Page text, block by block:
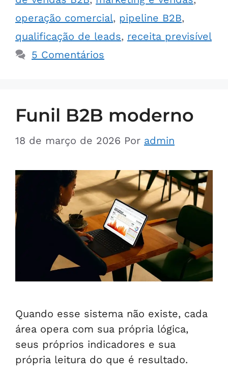
operação comercial, pipeline B2B,
qualificação de leads, receita previsível
5 Comentários
Funil B2B moderno
18 de março de 2026 Por admin
Quando esse sistema não existe, cada
área opera com sua própria lógica,
seus próprios indicadores e sua
própria leitura do que é resultado.